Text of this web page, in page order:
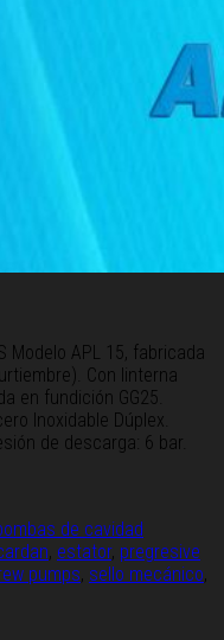
Modelo APL 15, fabricada
Con linterna
en fundición GG25.
Inoxidable Dúplex.
de descarga: 6 bar.
de cavidad
, estator, pregresive
pumps, sello mecánico,